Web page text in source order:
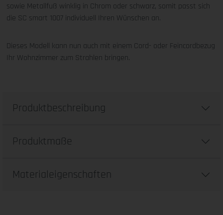
sowie Metallfuß winklig in Chrom oder schwarz, somit passt sich
die SC smart 1007 individuell Ihren Wünschen an.
Dieses Modell kann nun auch mit einem Cord- oder Feincordbezug
Ihr Wohnzimmer zum Strahlen bringen.
Produktbeschreibung
Produktmaße
Materialeigenschaften